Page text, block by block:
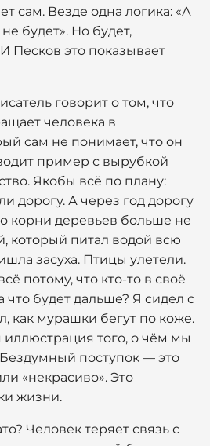
сам. Везде одна логика: «А
будет». Но будет,
Песков это показывает
говорит о том, что
человека в
сам не понимает, что он
пример с вырубкой
Якобы всё по плану:
дорогу. А через год дорогу
корни деревьев больше не
который питал водой всю
засуха. Птицы улетели.
потому, что кто-то в своё
что будет дальше? Я сидел с
как мурашки бегут по коже.
того, о чём мы
поступок — это
«некрасиво». Это
жизни.
Человек теряет связь с